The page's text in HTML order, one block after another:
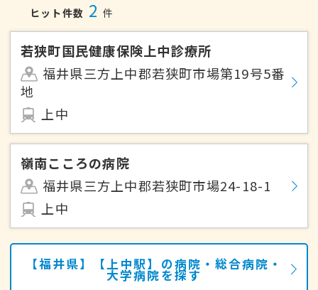
ヒット件数 2 件
若狭町国民健康保険上中診療所
福井県三方上中郡若狭町市場第19号5番
地
上中
嶺南こころの病院
福井県三方上中郡若狭町市場24-18-1
上中
【福井県】【上中駅】の病院・総合病院・
大学病院を探す